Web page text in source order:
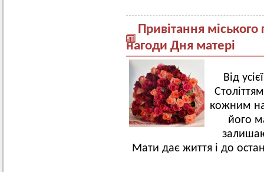
Привітання
нагоди Дня матері
Від
кожним
його
Мати дає життя і до